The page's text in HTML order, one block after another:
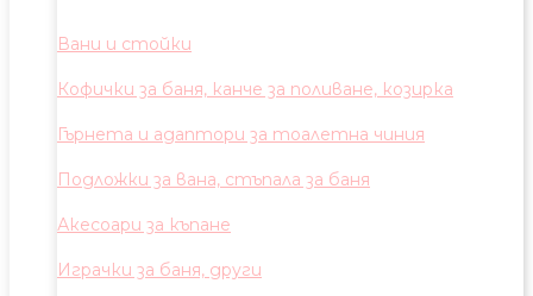
Вани и стойки
Кофички за баня, канче за поливане, козирка
Гърнета и адаптори за тоалетна чиния
Подложки за вана, стъпала за баня
Акесоари за къпане
Играчки за баня, други